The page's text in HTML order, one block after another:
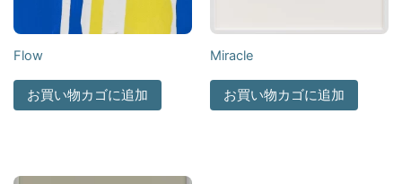
Flow
お買い物カゴに追加
Miracle
お買い物カゴに追加